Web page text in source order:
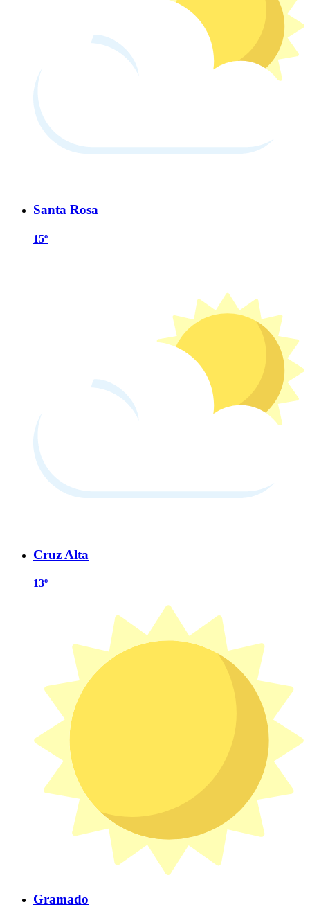
Santa Rosa
15º
Cruz Alta
13º
Gramado